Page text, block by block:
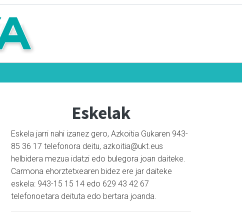
Eskelak
Eskela jarri nahi izanez gero, Azkoitia Gukaren 943-
85 36 17 telefonora deitu, azkoitia@ukt.eus
helbidera mezua idatzi edo bulegora joan daiteke.
Carmona ehorztetxearen bidez ere jar daiteke
eskela: 943-15 15 14 edo 629 43 42 67
telefonoetara deituta edo bertara joanda.